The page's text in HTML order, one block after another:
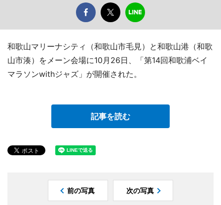
和歌山マリーナシティ（和歌山市毛見）と和歌山港（和歌
山市湊）をメーン会場に10月26日、「第14回和歌浦ベイ
マラソンwithジャズ」が開催された。
記事を読む
前の写真 次の写真